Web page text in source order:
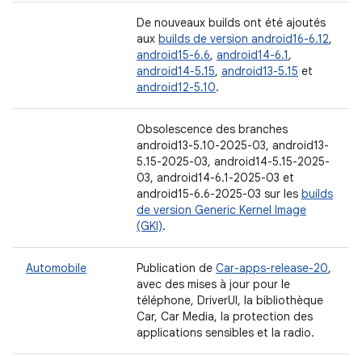
De nouveaux builds ont été ajoutés
aux builds de version android16-6.12,
android15-6.6, android14-6.1,
android14-5.15, android13-5.15 et
android12-5.10.
Obsolescence des branches
android13-5.10-2025-03, android13-
5.15-2025-03, android14-5.15-2025-
03, android14-6.1-2025-03 et
android15-6.6-2025-03 sur les builds
de version Generic Kernel Image
(GKI).
Automobile Publication de Car-apps-release-20,
avec des mises à jour pour le
téléphone, DriverUI, la bibliothèque
Car, Car Media, la protection des
applications sensibles et la radio.